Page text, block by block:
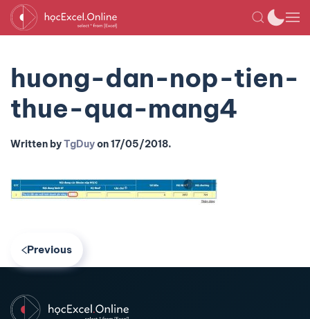
huong-dan-nop-tien-
thue-qua-mang4
Written byTgDuyon17/05/2018.
Previous